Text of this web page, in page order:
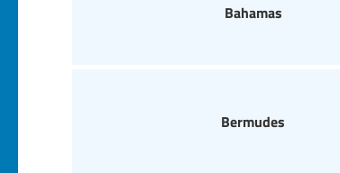
Bahamas
Bermudes